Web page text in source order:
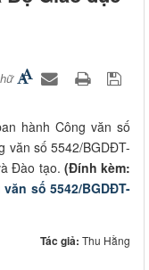
hành Công văn số
văn số 5542/BGDĐT-
Đào tạo. (Đính kèm:
văn số 5542/BGDĐT-
Tác giả: Thu Hằng